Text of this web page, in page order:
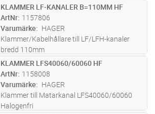
ST Lägg i kundvagn
KLAMMER LF-KANALER B=110MM HF
ArtNr 1157806
Varumärke
HAGER
Klammer/Kabelhållare till LF/LFH-kanaler
bredd 110mm
ST Lägg i kundvagn
KLAMMER LFS40060/60060 HF
ArtNr 1158008
Varumärke
HAGER
Klammer till Matarkanal LFS40060/60060
Halogenfri